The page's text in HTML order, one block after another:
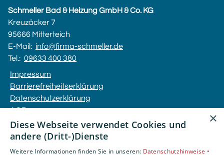
Schmeller Bad & Heizung GmbH & Co. KG
Kreuzäcker 7
95666 Mitterteich
E-Mail: info@firma-schmeller.de
Tel.: 09633 400 380
Impressum
Barrierefreiheitserklärung
Datenschutzerklärung
AGB
Unsere Bereiche
×
Diese Webseite verwendet Cookies und
andere (Dritt-)Dienste
Weitere Informationen finden Sie in unseren: Datenschutzhinweise •